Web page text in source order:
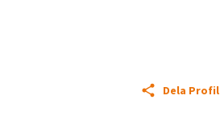
Dela Profil